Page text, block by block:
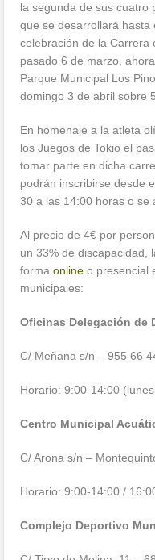
la segunda de sus cuatro
que se desarrollará hasta
celebración de la Carrera
pasado 6 de marzo,
Parque Municipal Los
domingo 3 de abril sobre
En homenaje a la atleta
los Juegos de Tokio el
tomar parte en dicha
podrán inscribirse desde
30 a las 14:00 horas o se
Al precio de 4€ por
un 33% de discapacidad,
formaonline o presencial
municipales:
Oficinas Delegación de
C/ Meñana s/n – 955 66
Horario: 9:00-14:00
Centro Municipal
C/ Arona s/n –
Horario: 9:00-14:00 /
Complejo Deportivo